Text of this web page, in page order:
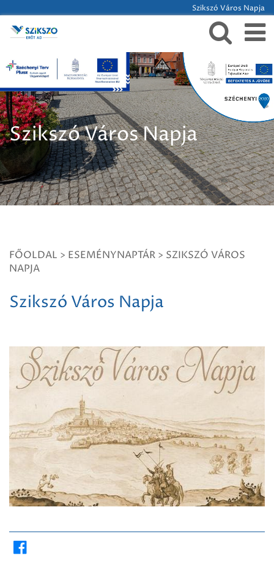
Szikszó Város Napja
Szikszó Város Napja
FŐOLDAL > ESEMÉNYNAPTÁR > SZIKSZÓ VÁROS
NAPJA
Szikszó Város Napja